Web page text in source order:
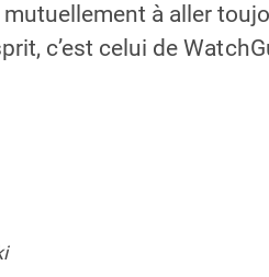
mutuellement à aller
c’est celui de